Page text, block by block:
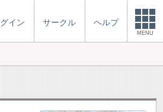
イン サークル ヘルプ
MENU